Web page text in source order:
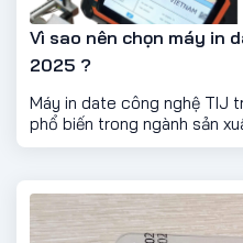
Vì sao nên chọn máy in
2025 ?
Máy in date công nghệ TIJ
phổ biến trong ngành sản
do nó lại phổ biến đến vậy.